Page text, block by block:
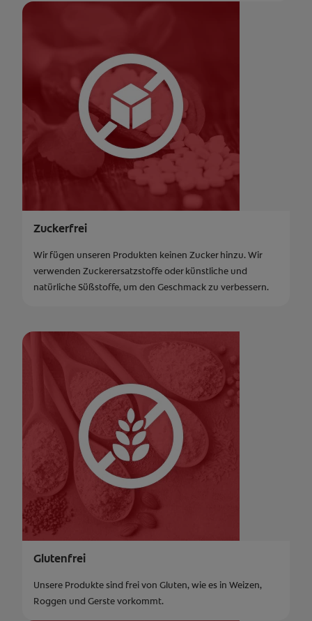
Zuckerfrei
Wir fügen unseren Produkten keinen Zucker hinzu. Wir
verwenden Zuckerersatzstoffe oder künstliche und
natürliche Süßstoffe, um den Geschmack zu verbessern.
Glutenfrei
Unsere Produkte sind frei von Gluten, wie es in Weizen,
Roggen und Gerste vorkommt.